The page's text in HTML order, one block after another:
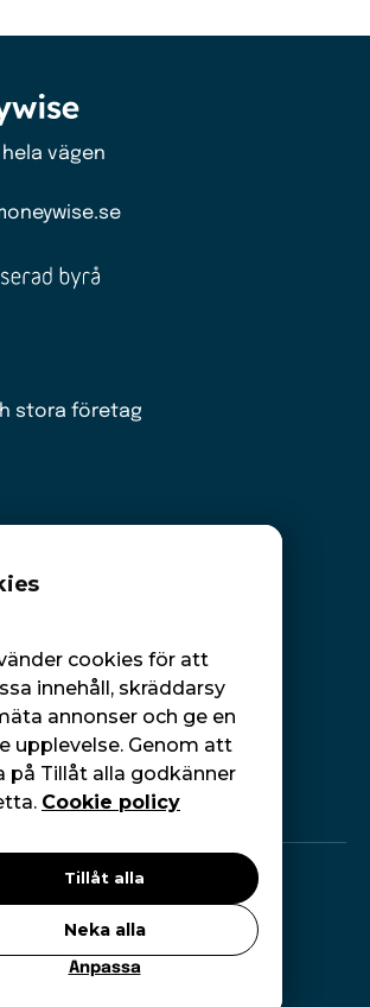
vägen
stora företag
Alla rättigheter förbehållna.
GDPRCookies
cookies för att
innehåll, skräddarsy
annonser och ge en
upplevelse. Genom att
på Tillåt alla godkänner
Cookie policy
Tillåt alla
Neka alla
Anpassa